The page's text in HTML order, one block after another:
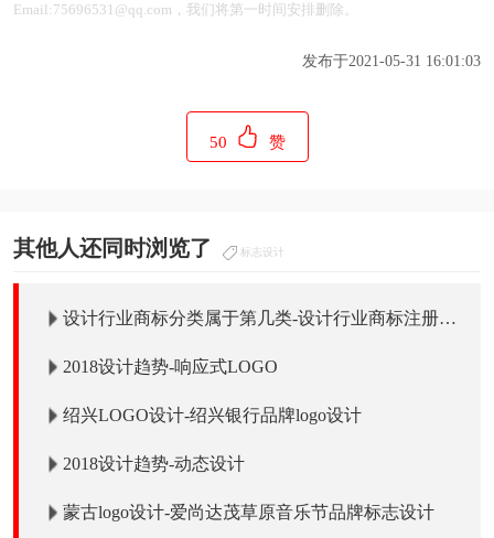
Email:75696531@qq.com，我们将第一时间安排删除。
发布于2021-05-31 16:01:03
50 赞
其他人还同时浏览了 标志设计
设计行业商标分类属于第几类-设计行业商标注册属
2018设计趋势-响应式LOGO
绍兴LOGO设计-绍兴银行品牌logo设计
2018设计趋势-动态设计
蒙古logo设计-爱尚达茂草原音乐节品牌标志设计